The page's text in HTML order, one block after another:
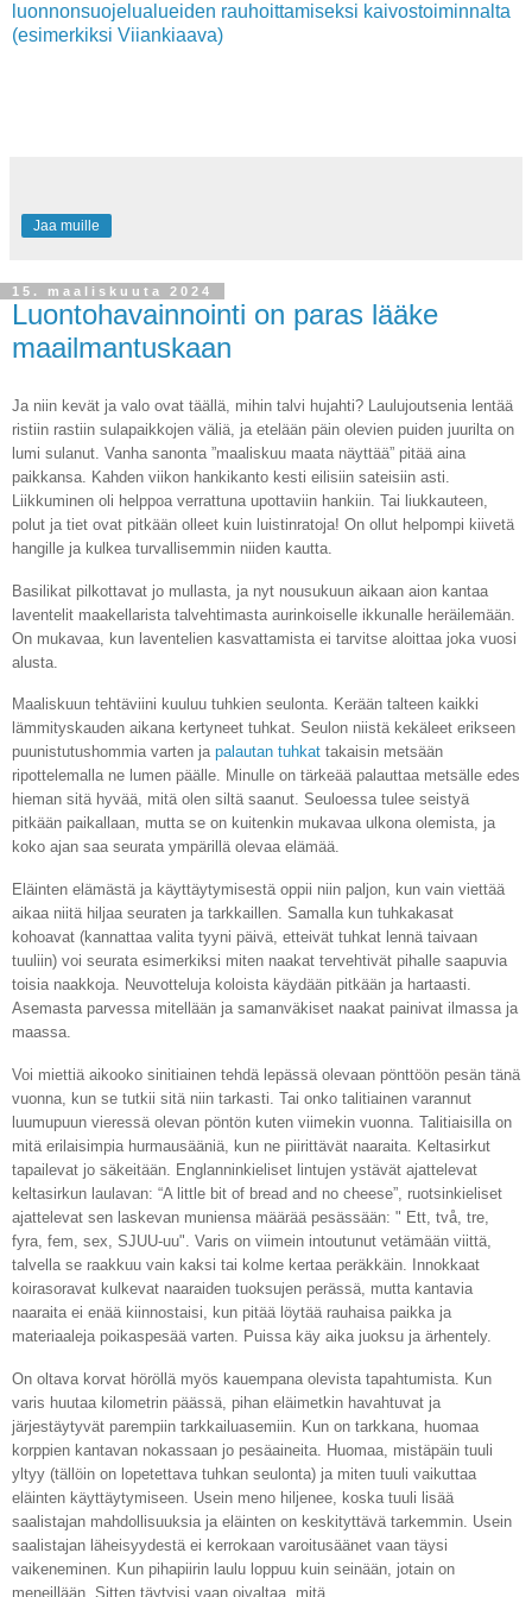
luonnonsuojelualueiden rauhoittamiseksi kaivostoiminnalta
(esimerkiksi Viiankiaava)
Jaa muille
15. maaliskuuta 2024
Luontohavainnointi on paras lääke
maailmantuskaan
Ja niin kevät ja valo ovat täällä, mihin talvi hujahti? Laulujoutsenia lentää
ristiin rastiin sulapaikkojen väliä, ja etelään päin olevien puiden juurilta on
lumi sulanut. Vanha sanonta ”maaliskuu maata näyttää” pitää aina
paikkansa. Kahden viikon hankikanto kesti eilisiin sateisiin asti.
Liikkuminen oli helppoa verrattuna upottaviin hankiin. Tai liukkauteen,
polut ja tiet ovat pitkään olleet kuin luistinratoja! On ollut helpompi kiivetä
hangille ja kulkea turvallisemmin niiden kautta.
Basilikat pilkottavat jo mullasta, ja nyt nousukuun aikaan aion kantaa
laventelit maakellarista talvehtimasta aurinkoiselle ikkunalle heräilemään.
On mukavaa, kun laventelien kasvattamista ei tarvitse aloittaa joka vuosi
alusta.
Maaliskuun tehtäviini kuuluu tuhkien seulonta. Kerään talteen kaikki
lämmityskauden aikana kertyneet tuhkat. Seulon niistä kekäleet erikseen
puunistutushommia varten ja palautan tuhkat takaisin metsään
ripottelemalla ne lumen päälle. Minulle on tärkeää palauttaa metsälle edes
hieman sitä hyvää, mitä olen siltä saanut. Seuloessa tulee seistyä
pitkään paikallaan, mutta se on kuitenkin mukavaa ulkona olemista, ja
koko ajan saa seurata ympärillä olevaa elämää.
Eläinten elämästä ja käyttäytymisestä oppii niin paljon, kun vain viettää
aikaa niitä hiljaa seuraten ja tarkkaillen. Samalla kun tuhkakasat
kohoavat (kannattaa valita tyyni päivä, etteivät tuhkat lennä taivaan
tuuliin) voi seurata esimerkiksi miten naakat tervehtivät pihalle saapuvia
toisia naakkoja. Neuvotteluja koloista käydään pitkään ja hartaasti.
Asemasta parvessa mitellään ja samanväkiset naakat painivat ilmassa ja
maassa.
Voi miettiä aikooko sinitiainen tehdä lepässä olevaan pönttöön pesän tänä
vuonna, kun se tutkii sitä niin tarkasti. Tai onko talitiainen varannut
luumupuun vieressä olevan pöntön kuten viimekin vuonna. Talitiaisilla on
mitä erilaisimpia hurmausääniä, kun ne piirittävät naaraita. Keltasirkut
tapailevat jo säkeitään. Englanninkieliset lintujen ystävät ajattelevat
keltasirkun laulavan: “A little bit of bread and no cheese”, ruotsinkieliset
ajattelevat sen laskevan muniensa määrää pesässään: " Ett, två, tre,
fyra, fem, sex, SJUU-uu". Varis on viimein intoutunut vetämään viittä,
talvella se raakkuu vain kaksi tai kolme kertaa peräkkäin. Innokkaat
koirasoravat kulkevat naaraiden tuoksujen perässä, mutta kantavia
naaraita ei enää kiinnostaisi, kun pitää löytää rauhaisa paikka ja
materiaaleja poikaspesää varten. Puissa käy aika juoksu ja ärhentely.
On oltava korvat höröllä myös kauempana olevista tapahtumista. Kun
varis huutaa kilometrin päässä, pihan eläimetkin havahtuvat ja
järjestäytyvät parempiin tarkkailuasemiin. Kun on tarkkana, huomaa
korppien kantavan nokassaan jo pesäaineita. Huomaa, mistäpäin tuuli
yltyy (tällöin on lopetettava tuhkan seulonta) ja miten tuuli vaikuttaa
eläinten käyttäytymiseen. Usein meno hiljenee, koska tuuli lisää
saalistajan mahdollisuuksia ja eläinten on keskityttävä tarkemmin. Usein
saalistajan läheisyydestä ei kerrokaan varoitusäänet vaan täysi
vaikeneminen. Kun pihapiirin laulu loppuu kuin seinään, jotain on
meneillään. Sitten täytyisi vaan oivaltaa, mitä.